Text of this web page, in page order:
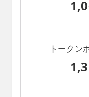
トークン